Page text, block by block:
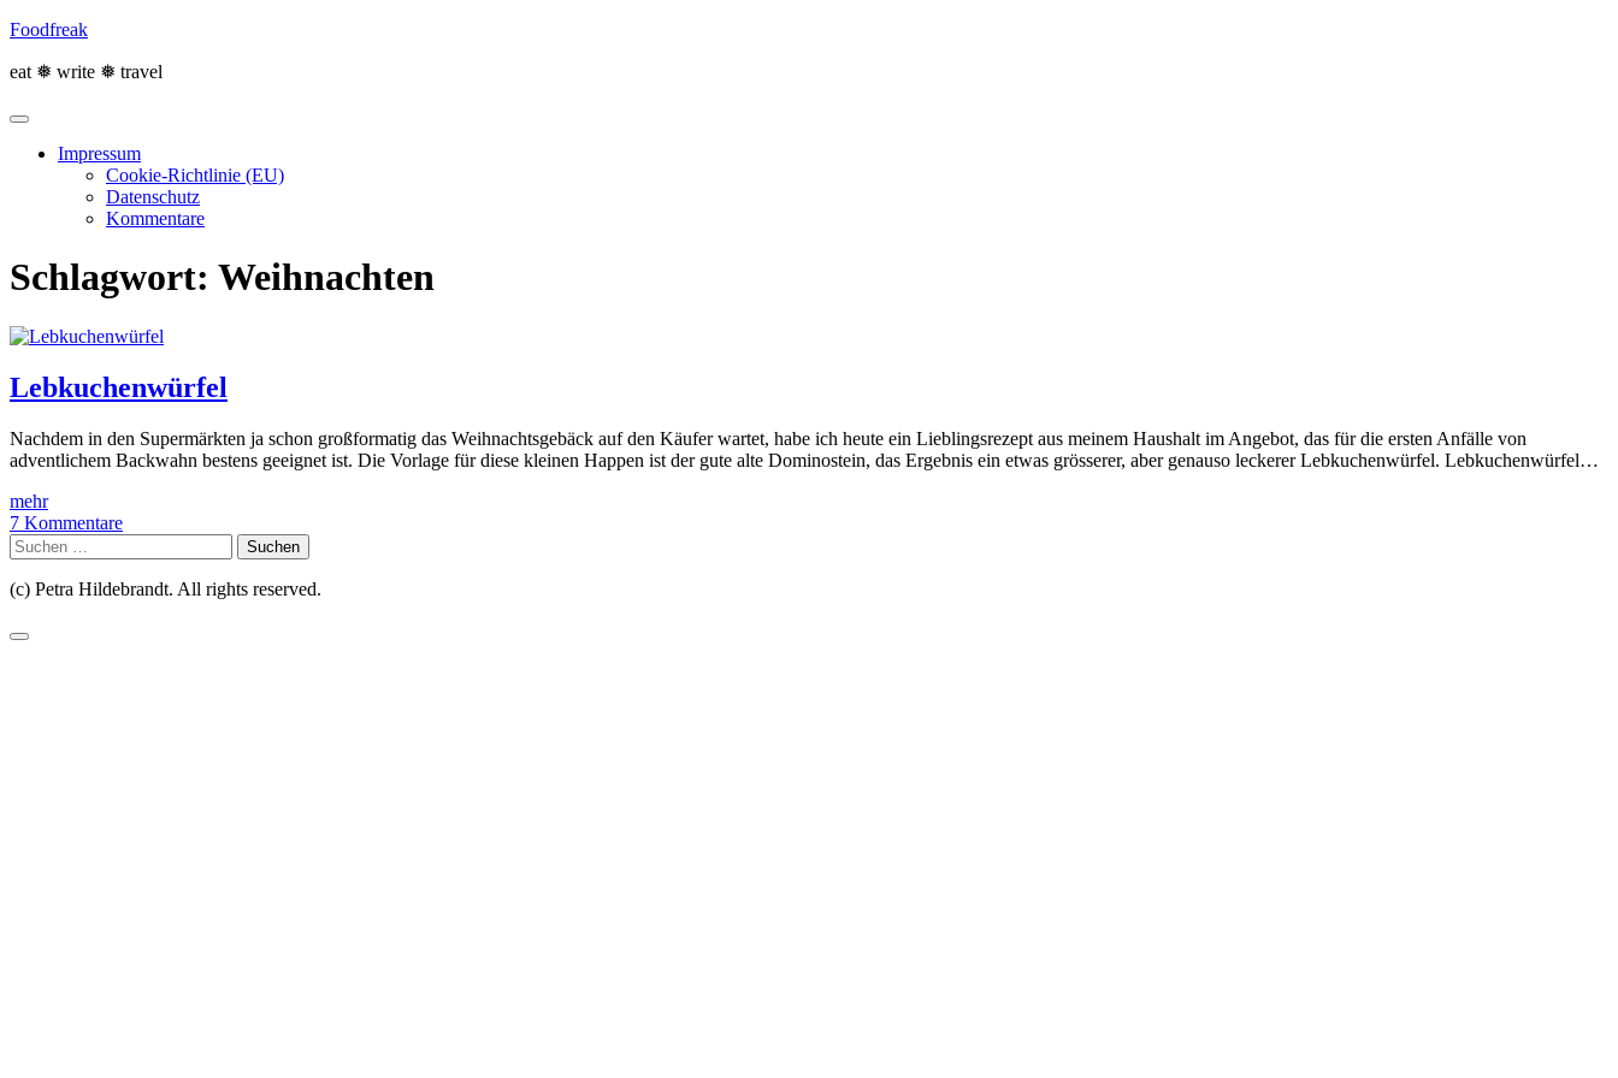
Skip
content
Foodfreak
eat ❅ write ❅ travel
Impressum
Cookie-Richtlinie (EU)
Datenschutz
Kommentare
Schlagwort: Weihnachten
Lebkuchenwürfel
Nachdem in den Supermärkten ja schon großformatig das Weihnachtsgebäck auf den Käufer wartet, habe ich heute ein Lieblingsrezept aus meinem Haushalt im Angebot, das für die ersten Anfälle von
adventlichem Backwahn bestens geeignet ist. Die Vorlage für diese kleinen Happen ist der gute alte Dominostein, das Ergebnis ein etwas grösserer, aber genauso leckerer Lebkuchenwürfel. Lebkuchenwürfel…
mehr
7 Kommentare
Suchen
nach:
(c) Petra Hildebrandt. All rights reserved.